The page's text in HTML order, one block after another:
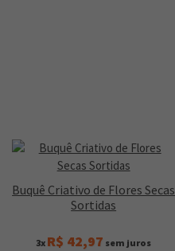
Buquê Criativo de Flores Secas
Sortidas
3x R$ 42,97 sem juros